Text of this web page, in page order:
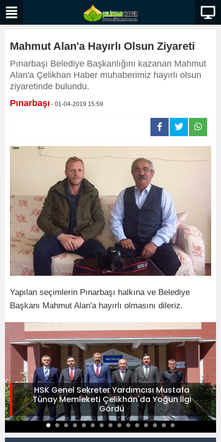
Mahmut Alan'a Hayırlı Olsun Ziyareti
Pınarbaşı Belediye Başkanlığını kazanan Mahmut
Alan'a Çelikhan Haber muhaberimiz hayırlı olsun
ziyaretinde bulundu.
Pınarbaşı - 01-04-2019 15:59
Yapılan seçimlerin Pınarbaşı halkına ve Belediye
Başkanı Mahmut Alan'a hayırlı olmasını dileriz.
HSK Genel Sekreter Yardımcısı Mustafa
Tünay Memleketi Çelikhan'da Yoğun İlgi
Gördü